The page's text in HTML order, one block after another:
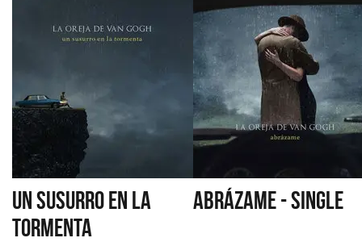
UN SUSURRO EN LA
TORMENTA
ABRÁZAME - SINGLE